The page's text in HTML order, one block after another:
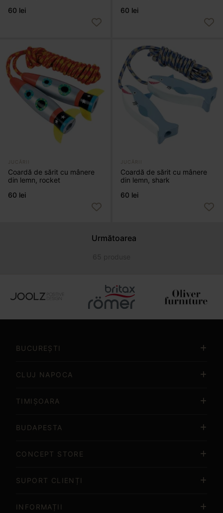
60 lei
60 lei
JUCĂRII
Coardă de sărit cu mânere
din lemn, rocket
60 lei
JUCĂRII
Coardă de sărit cu mânere
din lemn, shark
60 lei
Următoarea
Item
BUCUREȘTI
CLUJ NAPOCA
TIMIȘOARA
BUDAPESTA
CONCEPT STORE
SUPORT CLIENȚI
INFORMAȚII